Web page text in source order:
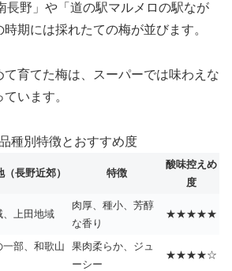
長野」や「道の駅マルメロの駅なが
期には採れたての梅が並びます。
て育てた梅は、スーパーでは味わえな
います。
種別特徴とおすすめ度
（長野近郊） 特徴
酸味控えめ
度
、上田地域
肉厚、種小、芳醇
な香り
★★★★★
一部、和歌山
果肉柔らか、ジュ
ーシー
★★★★☆